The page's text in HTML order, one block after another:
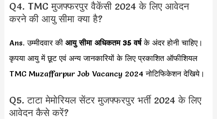
Q4. TMC मुजफ्फरपुर वैकेंसी 2024 के लिए आवेदन
करने की आयु सीमा क्या है?
Ans. उम्मीदवार की आयु सीमा अधिकतम 35 वर्षके अंदर होनी चाहिए।
कृपया आयु में छूट एवं अन्य जानकारियों के लिए प्रकाशित ऑफीशियल
TMC Muzaffarpur Job Vacancy 2024 नोटिफिकेशन देखिये।
Q5. टाटा मेमोरियल सेंटर मुजफ्फरपुर भर्ती 2024 के लिए
आवेदन कैसे करें?